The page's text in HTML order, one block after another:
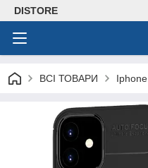
DISTORE
ВСІ ТОВАРИ Iphone